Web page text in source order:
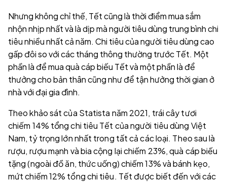
Nhưng không chỉ thế, Tết cũng là thời điểm mua sắm
nhộn nhịp nhất và là dịp mà người tiêu dùng trung bình chi
tiêu nhiều nhất cả năm. Chi tiêu của người tiêu dùng cao
gấp đôi so với các tháng thông thường trước Tết. Một
phần là để mua quà cáp biếu Tết và một phần là để
thưởng cho bản thân cũng như để tận hưởng thời gian ở
nhà với đại gia đình.
Theo khảo sát của Statista năm 2021, trái cây tươi
chiếm 14% tổng chi tiêu Tết của người tiêu dùng Việt
Nam, tỷ trọng lớn nhất trong tất cả các loại. Theo sau là
rượu, rượu mạnh và bia cộng lại chiếm 23%, quà cáp biếu
tặng (ngoài đồ ăn, thức uống) chiếm 13% và bánh kẹo,
mứt chiếm 12% tổng chi tiêu. Tết được biết đến với các